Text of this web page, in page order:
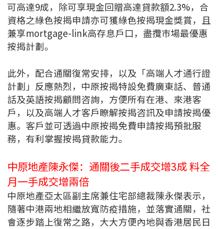
裝修設計專欄
火險、家居、寵物保險
保險資訊專欄
聯絡我們
聯絡方法
網上申請按揭轉介
條款及細則
私隱政策
简
可高達9成，除可享現金回贈高達貸款額2.3%，合
資格之綠色按揭申請亦可獲綠色按揭現金獎賞，且
兼享mortgage-link高存息戶口，盡攬巿場最優惠
按揭計劃。
此外，配合通關復常安排，以及「高端人才通行證
計劃」反應熱烈，中原按揭特設免費廣東話、普通
話及英語按揭顧問咨詢，方便所有在港、來港客
戶，以及高端人才客戶瞭解按揭咨訊及申請按揭優
惠。客戶並可透過中原按揭免費申請按揭預批服
務，有利掌握按揭貸款能力。
中原地產陳永傑：通關後二手成交增3成 料全
月一手成交增兩倍
中原地產亞太區副主席兼住宅部總裁陳永傑表示，
隨著中港兩地相繼放寬防疫措施，並落實通關，社
會逐步踏上復常之路，大大方便內地與香港居民日